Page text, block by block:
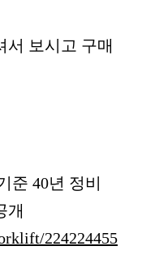
보시고 구매
준 40년 정비
개
224224455